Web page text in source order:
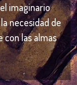
imaginario
necesidad de
con las almas